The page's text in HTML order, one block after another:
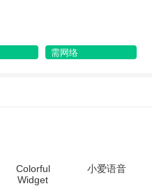
需网络
Colorful
Widget
小爱语音